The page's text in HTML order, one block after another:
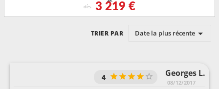
dès 3 219 €
TRIER PAR Date la plus récente
Georges L.
08/12/2017
4